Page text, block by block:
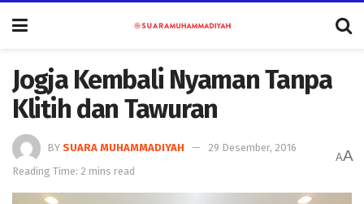
Jogja Kembali Nyaman Tanpa
Klitih dan Tawuran
BY SUARA MUHAMMADIYAH
29 Desember, 2016
Reading Time: 2 mins read
AA